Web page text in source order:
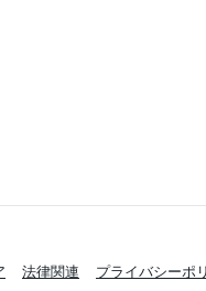
法律関連 プライバシーポ